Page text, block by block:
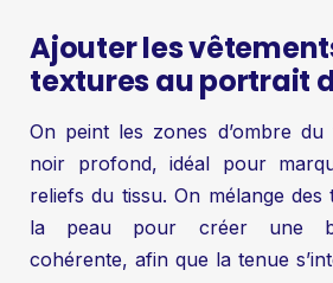
Ajouter les
textures au portrait
On peint les zones d’ombre
noir profond, idéal pour
reliefs du tissu. On mélange
la peau pour créer une
cohérente, afin que la tenue